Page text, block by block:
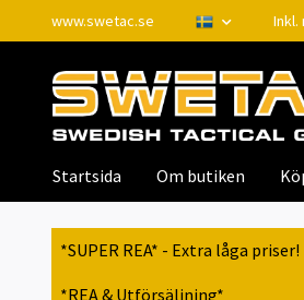
www.swetac.se Inkl.
Startsida Om butiken
*SUPER REA* - Extra låga priser!
*REA & Utförsäljning*